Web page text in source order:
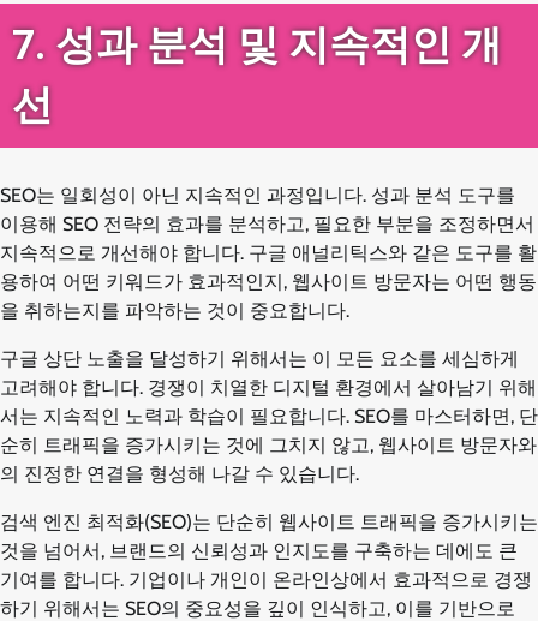
7. 성과 분석 및 지속적인 개
선
SEO는 일회성이 아닌 지속적인 과정입니다. 성과 분석 도구를
이용해 SEO 전략의 효과를 분석하고, 필요한 부분을 조정하면서
지속적으로 개선해야 합니다. 구글 애널리틱스와 같은 도구를 활
용하여 어떤 키워드가 효과적인지, 웹사이트 방문자는 어떤 행동
을 취하는지를 파악하는 것이 중요합니다.
구글 상단 노출을 달성하기 위해서는 이 모든 요소를 세심하게
고려해야 합니다. 경쟁이 치열한 디지털 환경에서 살아남기 위해
서는 지속적인 노력과 학습이 필요합니다. SEO를 마스터하면, 단
순히 트래픽을 증가시키는 것에 그치지 않고, 웹사이트 방문자와
의 진정한 연결을 형성해 나갈 수 있습니다.
검색 엔진 최적화(SEO)는 단순히 웹사이트 트래픽을 증가시키는
것을 넘어서, 브랜드의 신뢰성과 인지도를 구축하는 데에도 큰
기여를 합니다. 기업이나 개인이 온라인상에서 효과적으로 경쟁
하기 위해서는 SEO의 중요성을 깊이 인식하고, 이를 기반으로